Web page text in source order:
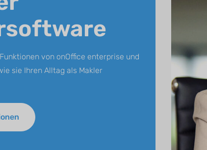
von onOffice enterprise und
sie Ihren Alltag als Makler